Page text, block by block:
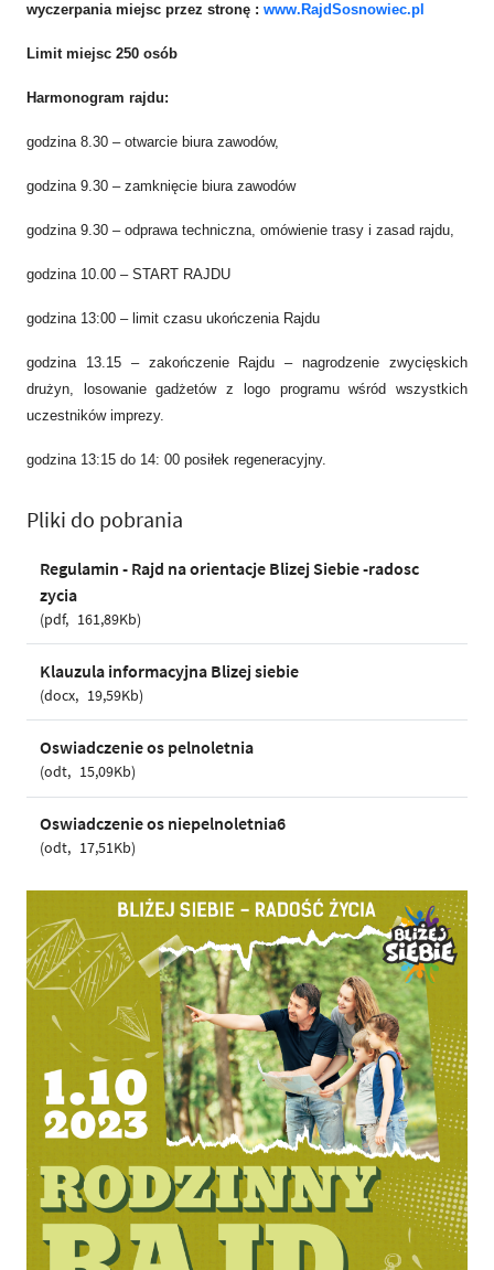
wyczerpania miejsc przez stronę : www.RajdSosnowiec.pl
Limit miejsc 250 osób
Harmonogram rajdu:
godzina 8.30 – otwarcie biura zawodów,
godzina 9.30 – zamknięcie biura zawodów
godzina 9.30 – odprawa techniczna, omówienie trasy i zasad rajdu,
godzina 10.00 – START RAJDU
godzina 13:00 – limit czasu ukończenia Rajdu
godzina 13.15 – zakończenie Rajdu – nagrodzenie zwycięskich
drużyn, losowanie gadżetów z logo programu wśród wszystkich
uczestników imprezy.
godzina 13:15 do 14: 00 posiłek regeneracyjny.
Pliki do pobrania
Regulamin - Rajd na orientacje Blizej Siebie -radosc
zycia
pdf 161,89Kb
Klauzula informacyjna Blizej siebie
docx 19,59Kb
Oswiadczenie os pelnoletnia
odt 15,09Kb
Oswiadczenie os niepelnoletnia6
odt 17,51Kb